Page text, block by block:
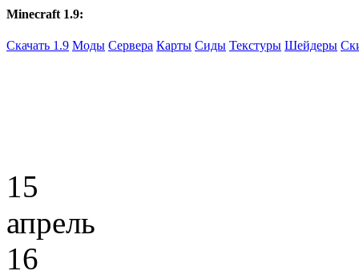
Minecraft 1.9:
Скачать 1.9 Моды Сервера Карты Сиды Текстуры Шейдеры
15
апрель
16